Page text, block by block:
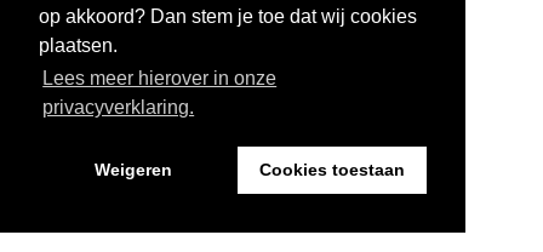
op akkoord? Dan stem je toe dat wij cookies
plaatsen.
Lees meer hierover in onze
privacyverklaring.
Weigeren Cookies toestaan